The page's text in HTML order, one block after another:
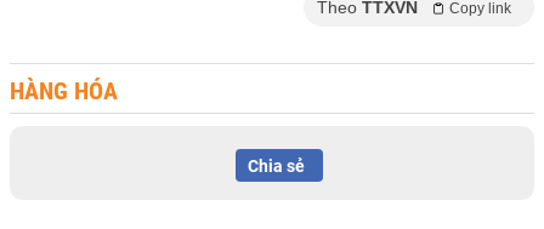
Theo TTXVN Copy link
HÀNG HÓA
Chia sẻ